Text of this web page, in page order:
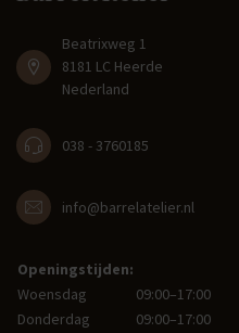
Beatrixweg 1
8181 LC Heerde
Nederland
038 - 3760185
info@barrelatelier.nl
Openingstijden:
Woensdag
09:00–17:00
Donderdag
09:00–17:00